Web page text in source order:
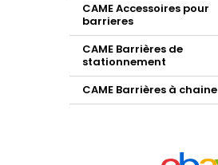
CAME Accessoires pour
barrieres
CAME Barrières de
stationnement
CAME Barrières à chaine